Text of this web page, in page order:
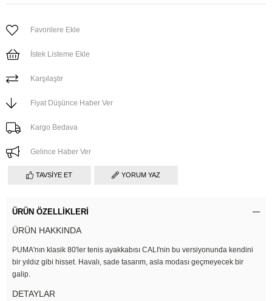
Favorilere Ekle
İstek Listeme Ekle
Karşılaştır
Fiyat Düşünce Haber Ver
Kargo Bedava
Gelince Haber Ver
TAVSIYE ET YORUM YAZ
ÜRÜN ÖZELLIKLERI
ÜRÜN HAKKINDA
PUMA'nın klasik 80'ler tenis ayakkabısı CALI'nin bu versiyonunda kendini
bir yıldız gibi hisset. Havalı, sade tasarım, asla modası geçmeyecek bir
galip.
DETAYLAR